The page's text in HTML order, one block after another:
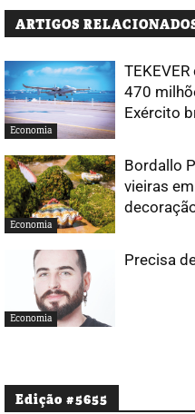
ARTIGOS
Economia
470
Exército
Economia
Bordallo
vieiras
Economia
Precisa
Edição #5655